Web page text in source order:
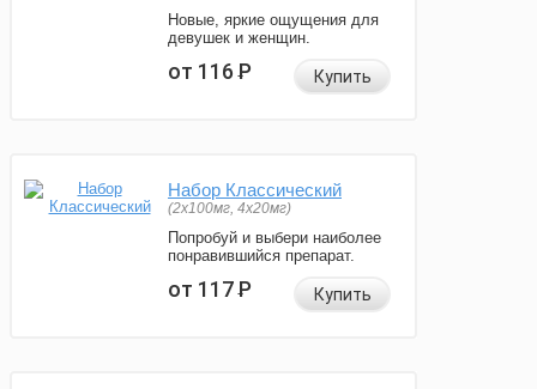
Новые, яркие ощущения для
девушек и женщин.
от 116Р Купить
Набор Классический
(2x100мг, 4x20мг)
Попробуй и выбери наиболее
понравившийся препарат.
от 117Р Купить